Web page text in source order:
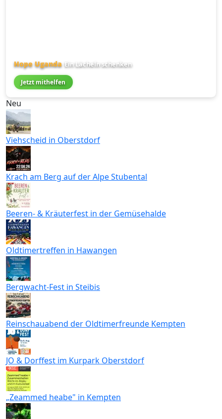
Hope Uganda Ein Lächeln schenken
Jetzt mithelfen
Neu
Viehscheid in Oberstdorf
Krach am Berg auf der Alpe Stubental
Beeren- & Kräuterfest in der Gemüsehalde
Oldtimertreffen in Hawangen
Bergwacht-Fest in Steibis
Reinschauabend der Oldtimerfreunde Kempten
JO & Dorffest im Kurpark Oberstdorf
„Zeammed heabe" in Kempten